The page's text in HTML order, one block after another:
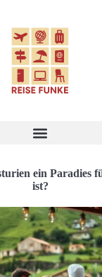
ein Paradies
ist?